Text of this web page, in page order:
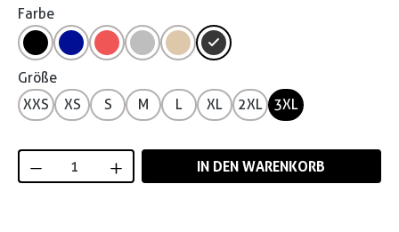
Farbe
Größe
XXS
XS S M L XL 2XL 3XL
Produkt Anzahl: Gib den gewünschten
IN DEN WARENKORB